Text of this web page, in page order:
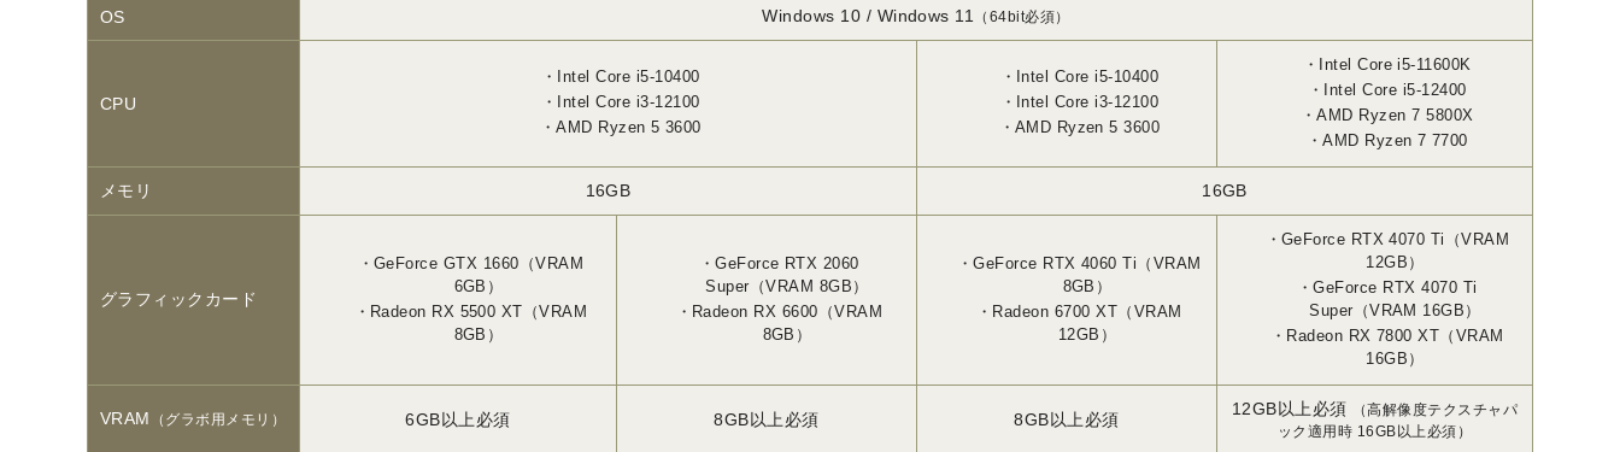
OS Windows 10 / Windows 11 （64bit必須）
CPU
Intel Core i5-10400
Intel Core i3-12100
AMD Ryzen 5 3600
Intel Core i5-10400
Intel Core i3-12100
AMD Ryzen 5 3600
Intel Core i5-11600K
Intel Core i5-12400
AMD Ryzen 7 5800X
AMD Ryzen 7 7700
メモリ 16GB 16GB
グラフィックカード
GeForce GTX 1660（VRAM
6GB）
Radeon RX 5500 XT（VRAM
8GB）
GeForce RTX 2060
Super（VRAM 8GB）
Radeon RX 6600（VRAM
8GB）
GeForce RTX 4060 Ti（VRAM
8GB）
Radeon 6700 XT（VRAM
12GB）
GeForce RTX 4070 Ti（VRAM
12GB）
GeForce RTX 4070 Ti
Super（VRAM 16GB）
Radeon RX 7800 XT（VRAM
16GB）
VRAM （グラボ用メモリ） 6GB以上必須 8GB以上必須 8GB以上必須
12GB以上必須
（高解像度テクスチャパ
ック適用時 16GB以上必須）